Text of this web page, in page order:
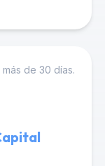
más de 30 días.